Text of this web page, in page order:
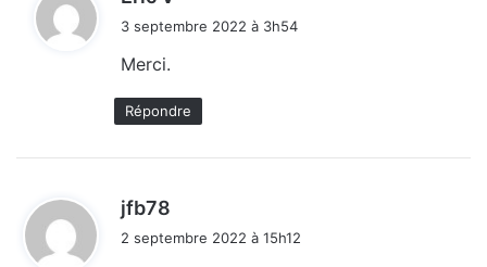
3 septembre 2022 à 3h54
Merci.
Répondre
jfb78
2 septembre 2022 à 15h12